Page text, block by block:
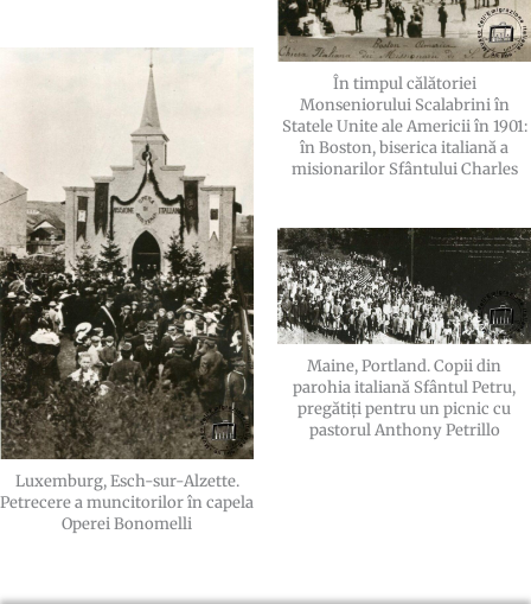
Luxemburg, Esch-sur-Alzette.
Petrecere a muncitorilor în capela
Operei Bonomelli
În timpul călătoriei
Monseniorului Scalabrini în
Statele Unite ale Americii în 1901:
în Boston, biserica italiană a
misionarilor Sfântului Charles
Maine, Portland. Copii din
parohia italiană Sfântul Petru,
pregătiți pentru un picnic cu
pastorul Anthony Petrillo